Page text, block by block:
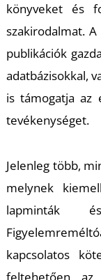
könyveket és
szakirodalmat.A
publikációk
adatbázisokkal,
is támogatja az
tevékenységet.
Jelenleg több,
melynek
lapminták
kapcsolatos